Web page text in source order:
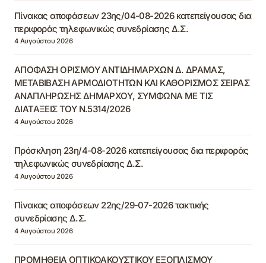
Πίνακας αποφάσεων 23ης/04-08-2026 κατεπείγουσας δια
περιφοράς τηλεφωνικώς συνεδρίασης Δ.Σ.
4 Αυγούστου 2026
ΑΠΟΦΑΣΗ ΟΡΙΣΜΟΥ ΑΝΤΙΔΗΜΑΡΧΩΝ Δ. ΔΡΑΜΑΣ,
ΜΕΤΑΒΙΒΑΣΗ ΑΡΜΟΔΙΟΤΗΤΩΝ ΚΑΙ ΚΑΘΟΡΙΣΜΟΣ ΣΕΙΡΑΣ
ΑΝΑΠΛΗΡΩΣΗΣ ΔΗΜΑΡΧΟΥ, ΣΥΜΦΩΝΑ ΜΕ ΤΙΣ
ΔΙΑΤΑΞΕΙΣ ΤΟΥ Ν.5314/2026
4 Αυγούστου 2026
Πρόσκληση 23η/4-08-2026 κατεπείγουσας δια περιφοράς
τηλεφωνικώς συνεδρίασης Δ.Σ.
4 Αυγούστου 2026
Πίνακας αποφάσεων 22ης/29-07-2026 τακτικής
συνεδρίασης Δ.Σ.
4 Αυγούστου 2026
ΠΡΟΜΗΘΕΙΑ ΟΠΤΙΚΟΑΚΟΥΣΤΙΚΟΥ ΕΞΟΠΛΙΣΜΟΥ